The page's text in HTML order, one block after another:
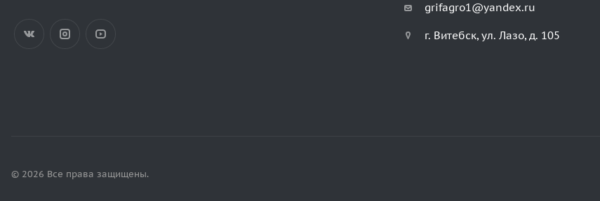
grifagro1@yandex.ru
г. Витебск, ул. Лазо, д. 105
© 2026 Все права защищены.